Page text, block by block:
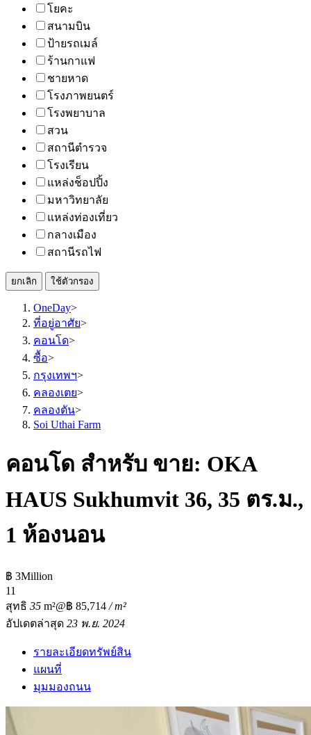
โยคะ
สนามบิน
ป้ายรถเมล์
ร้านกาแฟ
ชายหาด
โรงภาพยนตร์
โรงพยาบาล
สวน
สถานีตำรวจ
โรงเรียน
แหล่งช็อปปิ้ง
มหาวิทยาลัย
แหล่งท่องเที่ยว
กลางเมือง
สถานีรถไฟ
ยกเลิก ใช้ตัวกรอง
OneDay>
ที่อยู่อาศัย>
คอนโด>
ซื้อ>
กรุงเทพฯ>
คลองเตย>
คลองตัน>
Soi Uthai Farm
คอนโด สำหรับ ขาย: OKA
HAUS Sukhumvit 36, 35 ตร.ม.,
1 ห้องนอน
฿ 3Million
11
สุทธิ 35 m²@฿ 85,714 / m²
อัปเดตล่าสุด 23 พ.ย. 2024
รายละเอียดทรัพย์สิน
แผนที่
มุมมองถนน